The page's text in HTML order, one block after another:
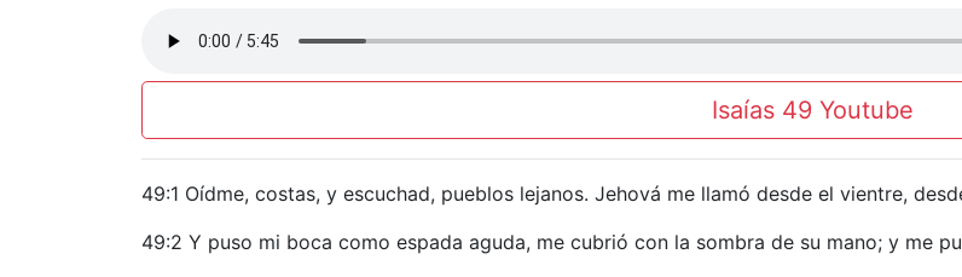
Isaías 49 Youtube
49:1 Oídme, costas, y escuchad, pueblos lejanos. Jehová me llamó desde el vientre,
49:2 Y puso mi boca como espada aguda, me cubrió con la sombra de su mano; y me